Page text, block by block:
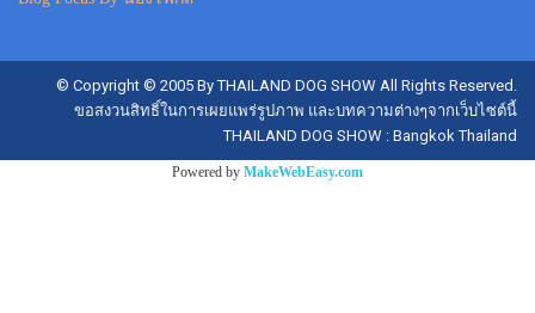
© Copyright © 2005 By THAILAND DOG SHOW All Rights Reserved.
ขอสงวนสิทธิ์ในการเผยแพร่รูปภาพ และบทความต่างๆจากเว็บไซต์นี้
THAILAND DOG SHOW : Bangkok Thailand
Powered by MakeWebEasy.com